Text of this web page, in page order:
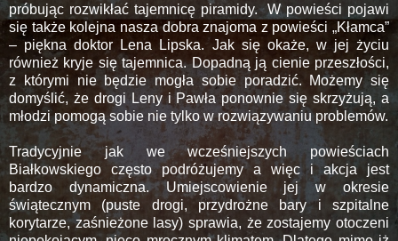
próbując rozwikłać tajemnicę piramidy. W powieści pojawi
się także kolejna nasza dobra znajoma z powieści „Kłamca”
– piękna doktor Lena Lipska. Jak się okaże, w jej życiu
również kryje się tajemnica. Dopadną ją cienie przeszłości,
z którymi nie będzie mogła sobie poradzić. Możemy się
domyślić, że drogi Leny i Pawła ponownie się skrzyżują, a
młodzi pomogą sobie nie tylko w rozwiązywaniu problemów.
Tradycyjnie jak we wcześniejszych powieściach
Białkowskiego często podróżujemy a więc i akcja jest
bardzo dynamiczna. Umiejscowienie jej w okresie
świątecznym (puste drogi, przydrożne bary i szpitalne
korytarze, zaśnieżone lasy) sprawia, że zostajemy otoczeni